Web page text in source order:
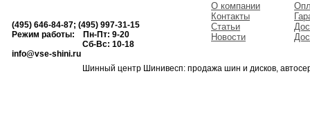
(495) 646-84-87; (495) 997-31-15
Режим работы: Пн-Пт: 9-20
Сб-Вс: 10-18
info@vse-shini.ru
О компании
Контакты
Статьи
Новости
Шинный центр Шинивесп: продажа шин и дисков,